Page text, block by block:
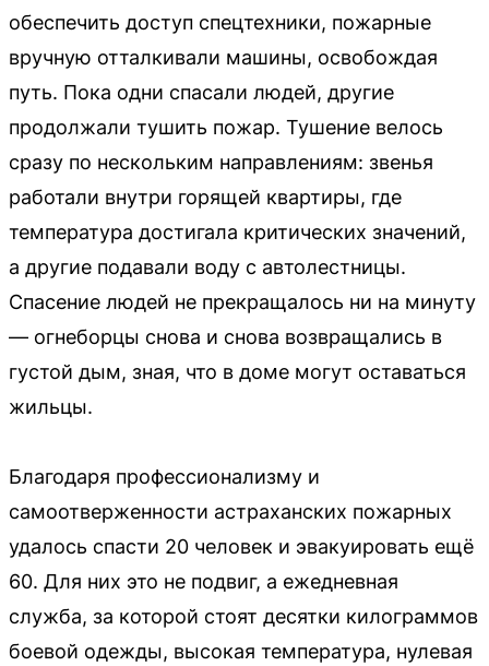
обеспечить доступ спецтехники, пожарные
вручную отталкивали машины, освобождая
путь. Пока одни спасали людей, другие
продолжали тушить пожар. Тушение велось
сразу по нескольким направлениям: звенья
работали внутри горящей квартиры, где
температура достигала критических значений,
а другие подавали воду с автолестницы.
Спасение людей не прекращалось ни на минуту
— огнеборцы снова и снова возвращались в
густой дым, зная, что в доме могут оставаться
жильцы.
Благодаря профессионализму и
самоотверженности астраханских пожарных
удалось спасти 20 человек и эвакуировать ещё
60. Для них это не подвиг, а ежедневная
служба, за которой стоят десятки килограммов
боевой одежды, высокая температура, нулевая